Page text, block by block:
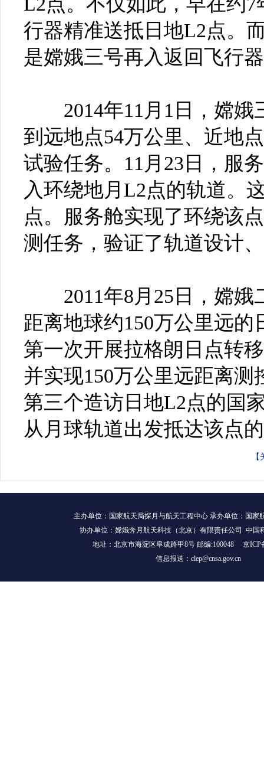
行器精准送抵日地L2点。
是嫦娥三号再入返回飞行
2014年11月1日，嫦娥
到远地点54万公里、近地
试验任务。11月23日，服
入环绕地月L2点的轨道。
点。服务舱实现了环绕该
测任务，验证了轨道设计
2011年8月25日，嫦娥
距离地球约150万公里远
第一次开展拉格朗日点转
并实现150万公里远距离
第三个造访日地L2点的国
从月球轨道出发抵达该点
主办单位：国家航天局探月与航天工程中心 承办单位：国家
协办单位：嫦娥奔月航天科技（北京）有限责任公司 中国
地址：北京市海淀区阜成路甲8号 邮编:100048 京ICP
信息报送：clep@cnsa.gov.cn